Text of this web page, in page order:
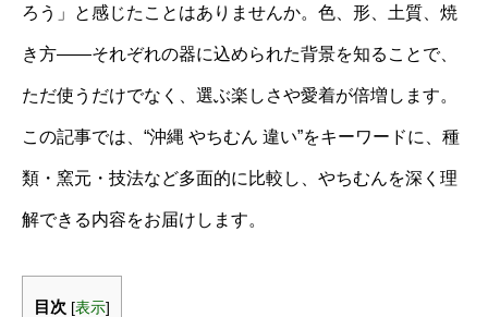
ろう」と感じたことはありませんか。色、形、土質、焼
き方――それぞれの器に込められた背景を知ることで、
ただ使うだけでなく、選ぶ楽しさや愛着が倍増します。
この記事では、“沖縄 やちむん 違い”をキーワードに、種
類・窯元・技法など多面的に比較し、やちむんを深く理
解できる内容をお届けします。
目次 [表示]